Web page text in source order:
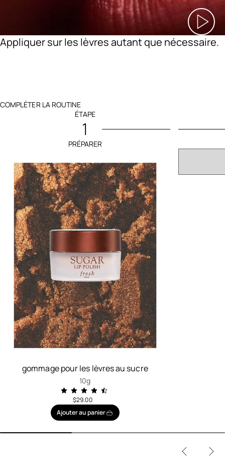
Appliquer sur les lèvres autant que nécessaire.
COMPLÉTER LA ROUTINE
ÉTAPE
1
PRÉPARER
gommage pour les lèvres au sucre
10g
$29.00
Ajouter au panier